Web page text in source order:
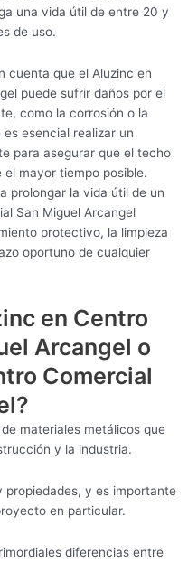
una vida útil de entre 20 y
de uso.
cuenta que el Aluzinc en
puede sufrir daños por el
como la corrosión o la
esencial realizar un
para asegurar que el techo
mayor tiempo posible.
prolongar la vida útil de un
San Miguel Arcangel
protectivo, la limpieza
oportuno de cualquier
en Centro
Arcangel o
Comercial
materiales metálicos que
y la industria.
propiedades, y es importante
en particular.
diferencias entre